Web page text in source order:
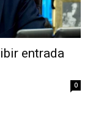
entrada
0